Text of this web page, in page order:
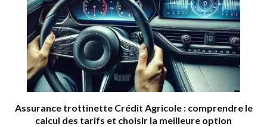
Assurance trottinette Crédit Agricole : comprendre le
calcul des tarifs et choisir la meilleure option